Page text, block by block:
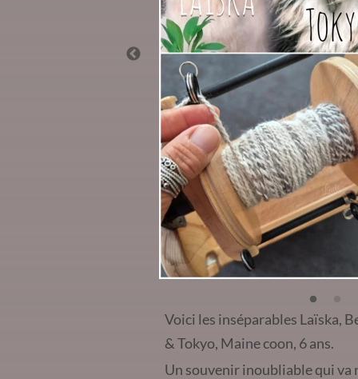
Voici les inséparables Laïska,
& Tokyo, Maine coon, 6 ans.
Un souvenir inoubliable qui va